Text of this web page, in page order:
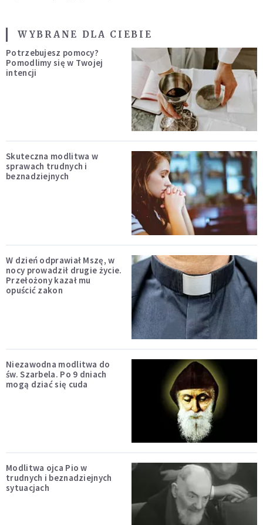
WYBRANE DLA CIEBIE
Potrzebujesz pomocy?
Pomodlimy się w Twojej
intencji
Skuteczna modlitwa w
sprawach trudnych i
beznadziejnych
W dzień odprawiał Mszę, w
nocy prowadził drugie życie.
Przełożony kazał mu
opuścić zakon
Niezawodna modlitwa do
św. Szarbela. Po 9 dniach
mogą dziać się cuda
Modlitwa ojca Pio w
trudnych i beznadziejnych
sytuacjach